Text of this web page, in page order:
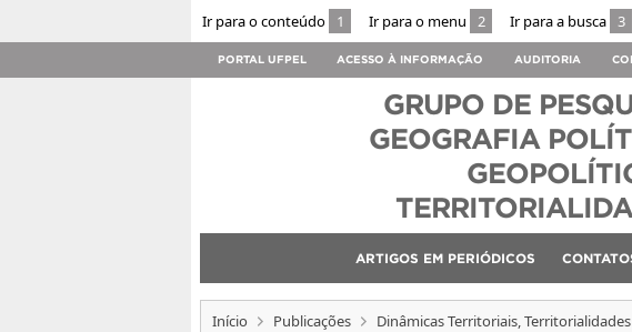
Ir para o conteúdo 1 Ir para o menu 2 Ir para a busca 3
PORTAL UFPEL ACESSO À INFORMAÇÃO AUDITORIA
GRUPO DE
GEOGRAFIA
ARTIGOS EM PERIÓDICOS
Início Publicações Dinâmicas Territoriais, Territorialidades